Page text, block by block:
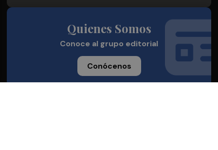
Quienes Somos
Conoce al grupo editorial
Conócenos